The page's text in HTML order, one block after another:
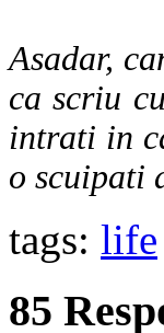
Asadar,
ca scriu
intrati in
o scuipati
tags: life
85